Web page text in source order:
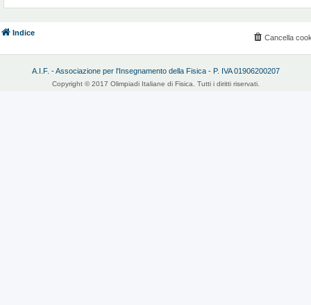
Indice
Cancella
A.I.F. - Associazione per l'Insegnamento della Fisica - P. IVA 01906200207
Copyright © 2017 Olimpiadi Italiane di Fisica. Tutti i diritti riservati.